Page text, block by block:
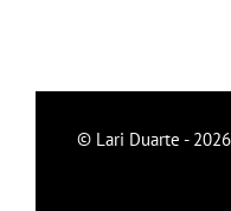
© Lari Duarte -